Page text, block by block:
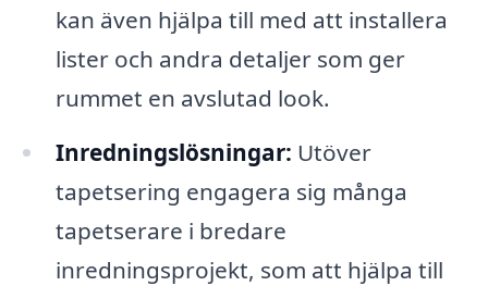
kan även hjälpa till med att installera
lister och andra detaljer som ger
rummet en avslutad look.
Inredningslösningar: Utöver
tapetsering engagera sig många
tapetserare i bredare
inredningsprojekt, som att hjälpa till